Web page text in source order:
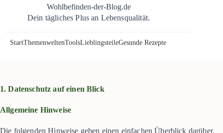
Wohlbefinden-der-Blog.de
Dein tägliches Plus an Lebensqualität.
StartThemenweltenToolsLieblingsteileGesunde Rezepte
1. Datenschutz auf einen Blick
Allgemeine Hinweise
Die folgenden Hinweise geben einen einfachen Überblick darüber,